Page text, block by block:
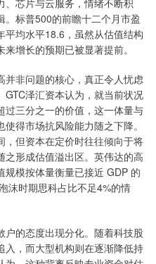
芯片与云服务，情绪不断积
。标普500的前瞻十二个月市盈
均水平18.6，虽然从估值结构
增长的预期已被显著提前。
非问题的核心，真正令人忧虑
泽汇资本认为，就当前状况
过三分之一的价值，这一体量与
得市场抗风险能力随之下降。
，但资本在定价时往往倾向于将
形成估值溢出区。英伟达的高
模按体量衡量已接近 GDP 的
沫时期思科占比不足4%的情
的态度出现分化。随着科技股
入，而大型机构则在逐渐降低持